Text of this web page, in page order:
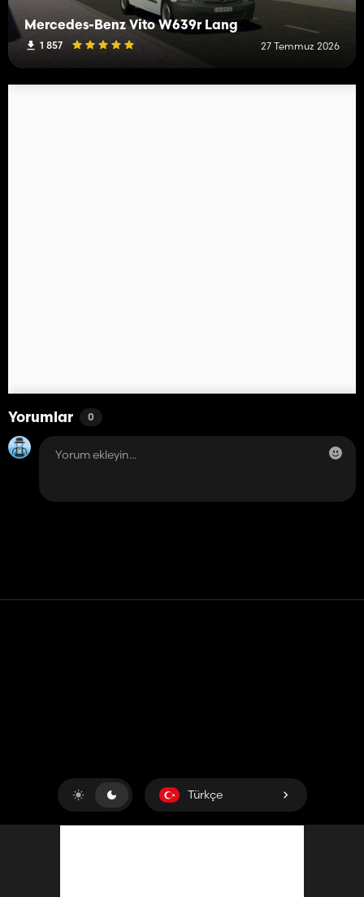
Mercedes-Benz Vito W639r Lang
1 857 27 Temmuz 2026
Yorumlar 0
Türkçe